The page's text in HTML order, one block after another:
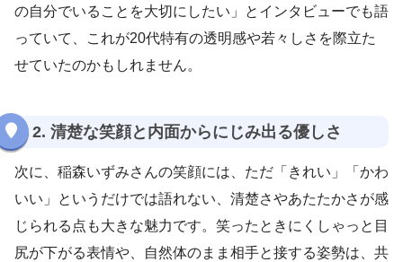
の自分でいることを大切にしたい」とインタビューでも語
っていて、これが20代特有の透明感や若々しさを際立た
せていたのかもしれません。
2. 清楚な笑顔と内面からにじみ出る優しさ
次に、稲森いずみさんの笑顔には、ただ「きれい」「かわ
いい」というだけでは語れない、清楚さやあたたかさが感
じられる点も大きな魅力です。笑ったときにくしゃっと目
尻が下がる表情や、自然体のまま相手と接する姿勢は、共